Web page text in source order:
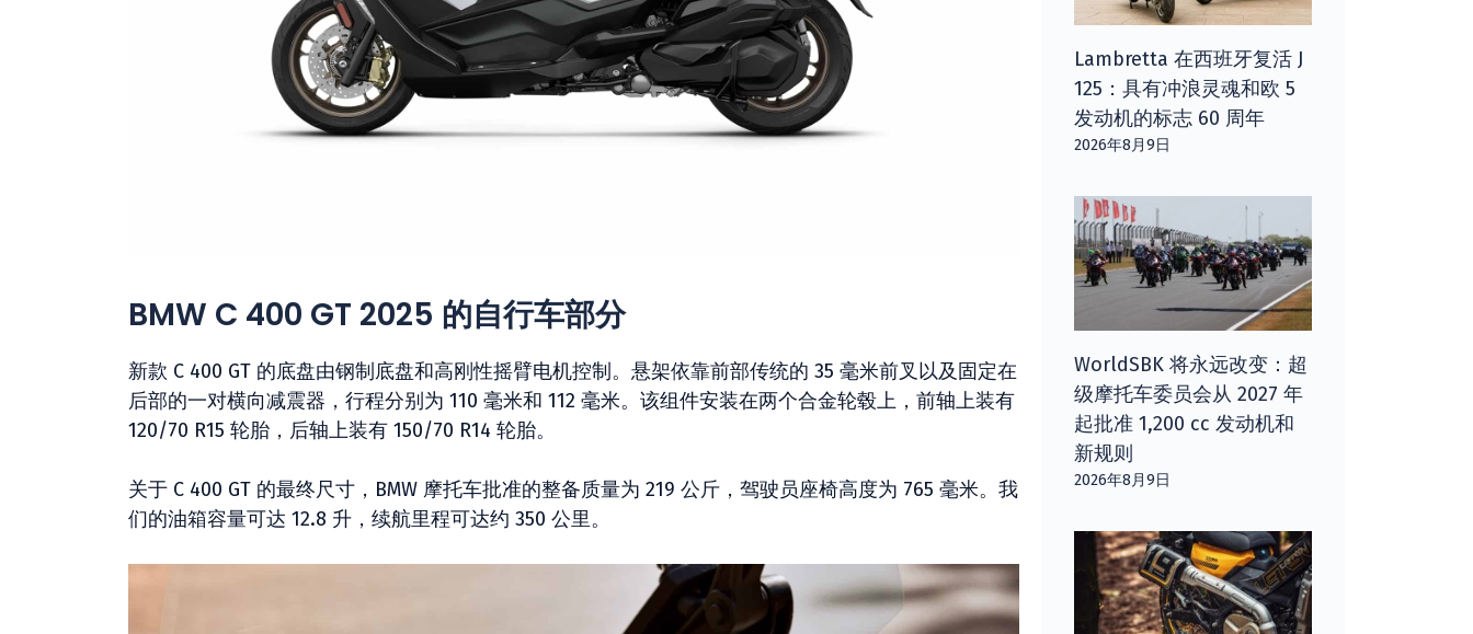
BMW C 400 GT 2025 的自行车部分
新款 C 400 GT 的底盘由钢制底盘和高刚性摇臂电机控制。悬架依靠前部传统的 35 毫米前叉以及固定在
后部的一对横向减震器，行程分别为 110 毫米和 112 毫米。该组件安装在两个合金轮毂上，前轴上装有
120/70 R15 轮胎，后轴上装有 150/70 R14 轮胎。
关于 C 400 GT 的最终尺寸，BMW 摩托车批准的整备质量为 219 公斤，驾驶员座椅高度为 765 毫米。我
们的油箱容量可达 12.8 升，续航里程可达约 350 公里。
Lambretta 在西班牙复活 J
125：具有冲浪灵魂和欧 5
发动机的标志 60 周年
2026年8月9日
WorldSBK 将永远改变：超
级摩托车委员会从 2027 年
起批准 1,200 cc 发动机和
新规则
2026年8月9日